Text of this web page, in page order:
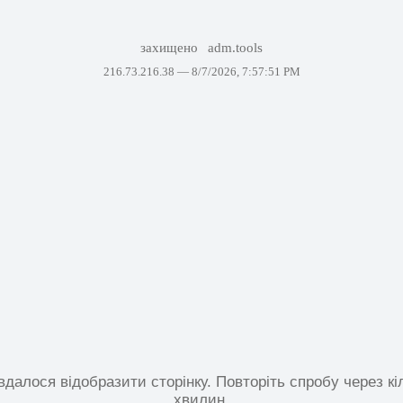
захищено adm.tools
216.73.216.38 — 8/7/2026, 7:57:51 PM
відобразити сторінку. Повторіть спробу через